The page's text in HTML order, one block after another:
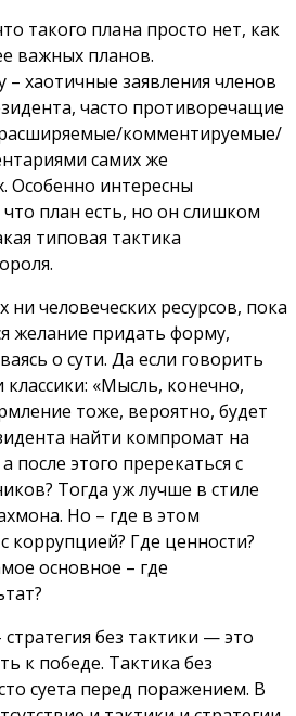
такого плана просто нет, как
важных планов.
– хаотичные заявления членов
часто противоречащие
комментируемые/
самих же
Особенно интересны
план есть, но он слишком
типовая тактика
человеческих ресурсов, пока
желание придать форму,
о сути. Да если говорить
классики: «Мысль, конечно,
тоже, вероятно, будет
найти компромат на
после этого пререкаться с
Тогда уж лучше в стиле
Но – где в этом
коррупцией? Где ценности?
основное – где
без тактики — это
к победе. Тактика без
суета перед поражением. В